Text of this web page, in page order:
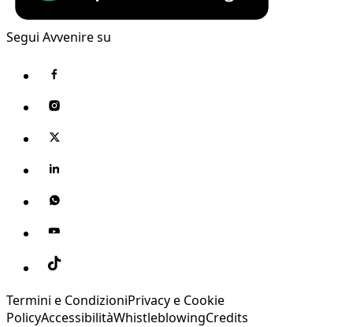
Segui Avvenire su
Termini e CondizioniPrivacy e Cookie
PolicyAccessibilitàWhistleblowingCredits